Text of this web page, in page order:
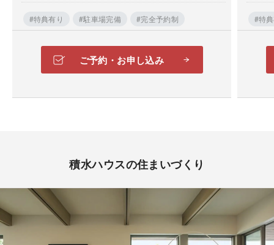
#特典有り #駐車場完備 #完全予約制
ご予約・お申し込み
#特
積水ハウスの住まいづくり